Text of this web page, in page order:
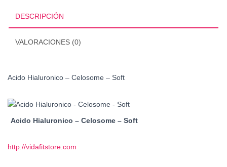
DESCRIPCIÓN
VALORACIONES (0)
Acido Hialuronico – Celosome – Soft
Acido Hialuronico – Celosome – Soft
http://vidafitstore.com